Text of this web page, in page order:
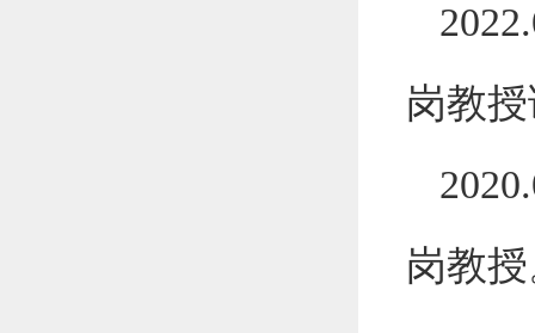
岗教
岗教